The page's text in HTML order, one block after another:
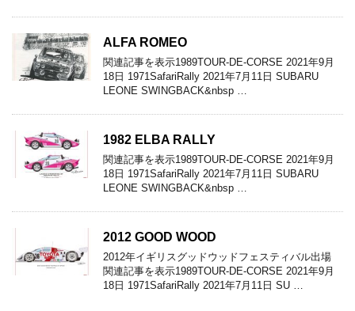
ALFA ROMEO
関連記事を表示1989TOUR-DE-CORSE 2021年9月
18日 1971SafariRally 2021年7月11日 SUBARU
LEONE SWINGBACK&nbsp …
1982 ELBA RALLY
関連記事を表示1989TOUR-DE-CORSE 2021年9月
18日 1971SafariRally 2021年7月11日 SUBARU
LEONE SWINGBACK&nbsp …
2012 GOOD WOOD
2012年イギリスグッドウッドフェスティバル出場
関連記事を表示1989TOUR-DE-CORSE 2021年9月
18日 1971SafariRally 2021年7月11日 SU …